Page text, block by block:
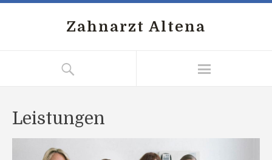
Zahnarzt Altena
Leistungen